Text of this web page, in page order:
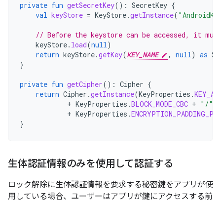
private fun getSecretKey(): SecretKey {
val keyStore = KeyStore.getInstance(
// Before the keystore can be accessed, it
keyStore. load(null)
return keyStore.getKey(KEY_NAME , null) as
}
private fun getCipher(): Cipher {
return Cipher .getInstance(KeyProperties .
+ KeyProperties .BLOCK_MODE_CBC + "/"
+ KeyProperties .
}
生体認証情報のみを使用して認証する
ロック解除に生体認証情報を要求する秘密鍵をアプリが使
用している場合、ユーザーはアプリが鍵にアクセスする前